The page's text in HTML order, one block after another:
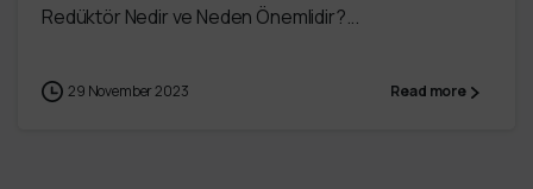
Redüktör Nedir ve Neden Önemlidir?...
29 November 2023 Read more